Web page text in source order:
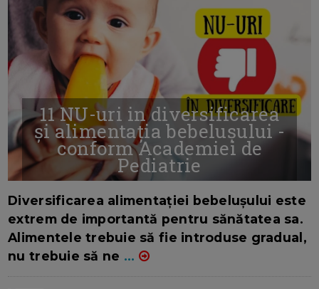
11 NU-uri in diversificarea
și alimentația bebelușului -
conform Academiei de
Pediatrie
Diversificarea alimentației bebelușului este
extrem de importantă pentru sănătatea sa.
Alimentele trebuie să fie introduse gradual,
nu trebuie să ne ...